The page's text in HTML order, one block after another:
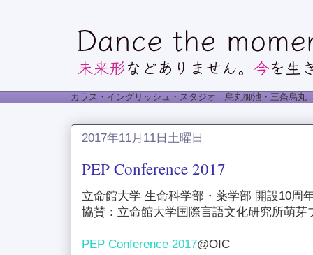
カラス・イングリッシュ・スタジオ 烏丸御池・三条烏
2017年11月11日土曜日
PEP Conference 2017
立命館大学 生命科学部・薬学部 開設10周
協賛：立命館大学国際言語文化研究所萌芽
PEP Conference 2017@OIC